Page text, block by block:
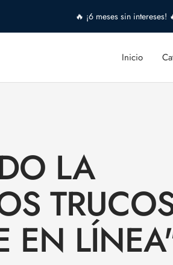
🔥 ¡6 meses sin intereses!
Inicio
LA
EN